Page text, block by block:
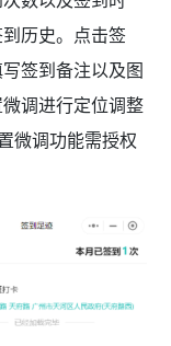
历史。点击签
签到备注以及图
调进行定位调整
微调功能需授权